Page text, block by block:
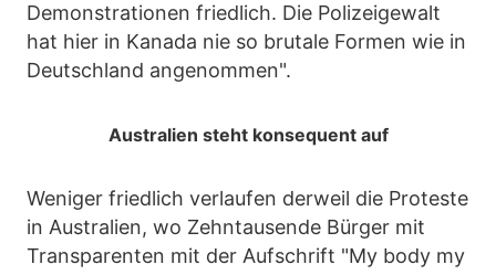
Demonstrationen friedlich. Die Polizeigewalt
hat hier in Kanada nie so brutale Formen wie in
Deutschland angenommen".
Australien steht konsequent auf
Weniger friedlich verlaufen derweil die Proteste
in Australien, wo Zehntausende Bürger mit
Transparenten mit der Aufschrift "My body my